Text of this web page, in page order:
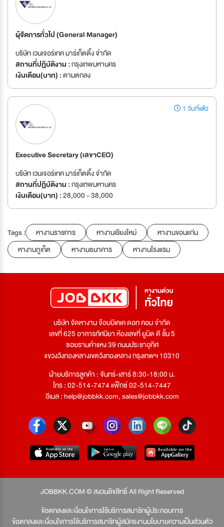
ผุ้จัดการทั่วไป (General Manager)
บริษัท เวนเจอร์เทค มาร์เก็ตติ้ง จำกัด
สถานที่ปฏิบัติงาน :กรุงเทพมหานคร
เงินเดือน(บาท) :ตามตกลง
1 วันที่แล้ว
Executive Secretary (เลขาCEO)
บริษัท เวนเจอร์เทค มาร์เก็ตติ้ง จำกัด
สถานที่ปฏิบัติงาน :กรุงเทพมหานคร
เงินเดือน(บาท) :28,000 - 38,000
Tags : หางานราชการ หางานเชียงใหม่
หางานขอนแก่น
หางานภูเก็ต
หางานธนาคาร หางานโรงแรม
บริษัท จัดหางาน จ๊อบบีเคเค ดอท คอม จำกัด
เลขที่ 625 อาคารทัศนียา ห้องเลขที่ ยูนิต ดี ชั้น 5
ซอยรามคำแหง 39 ถนนประชาอุทิศ
แขวงวังทองหลางเขตวังทองหลาง กรุงเทพฯ 10310
ฝ่ายบริการลูกค้า : จันทร์-เสาร์ 8:30-18:00 น.
โทร : 02-514-7474 แฟ็กซ์ 02-514-7447
อีเมล :help@jobbkk.com,sales@jobbkk.com
JOBBKK.COM © สงวนลิขสิทธิ์ All Right Reserved
ข้อตกลงและเงื่อนไขการใช้บริการสมาชิกผู้ประกอบการ
ข้อตกลงและเงื่อนไขการใช้บริการสมาชิกผู้สมัครงานนโยบายความเป็นส่วนตัว